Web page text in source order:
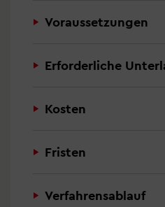
Voraussetzungen
Erforderliche
Kosten
Fristen
Verfahrensablauf